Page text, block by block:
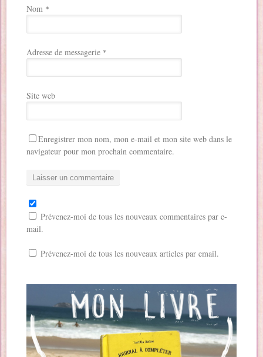
Nom *
Adresse de messagerie *
Site web
Enregistrer mon nom, mon e-mail et mon site web dans le
navigateur pour mon prochain commentaire.
Prévenez-moi de tous les nouveaux commentaires par e-
mail.
Prévenez-moi de tous les nouveaux articles par email.